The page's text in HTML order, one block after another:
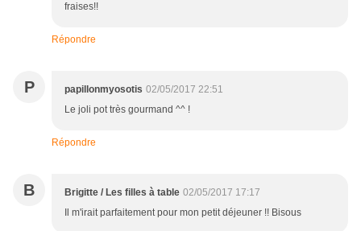
fraises!!
Répondre
P papillonmyosotis 02/05/2017 22:51
Le joli pot très gourmand ^^ !
Répondre
B Brigitte / Les filles à table 02/05/2017 17:17
Il m'irait parfaitement pour mon petit déjeuner !! Bisous